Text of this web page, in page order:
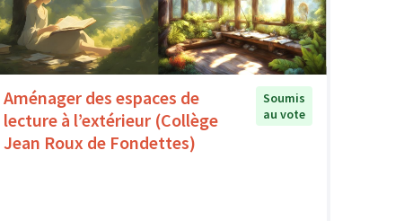
Aménager des espaces de
lecture à l’extérieur (Collège
Jean Roux de Fondettes)
Soumis
au vote